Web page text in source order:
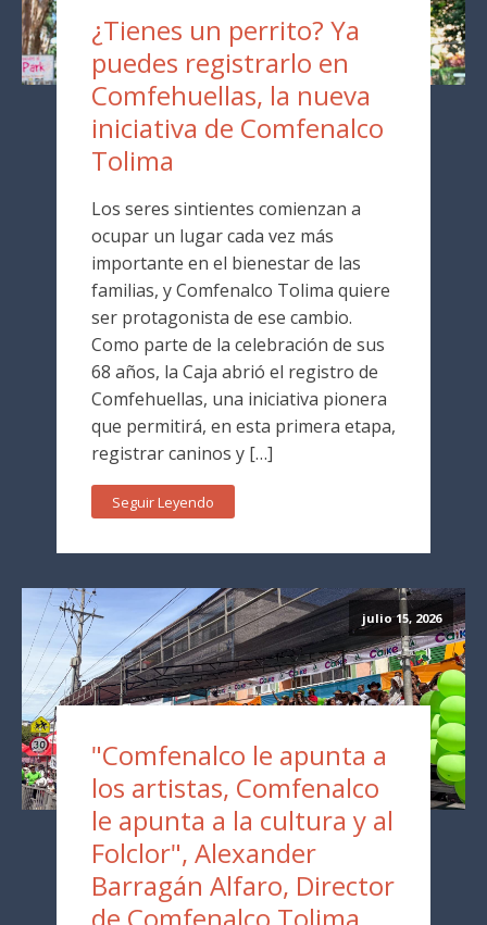
¿Tienes un perrito? Ya
puedes registrarlo en
Comfehuellas, la nueva
iniciativa de Comfenalco
Tolima
Los seres sintientes comienzan a
ocupar un lugar cada vez más
importante en el bienestar de las
familias, y Comfenalco Tolima quiere
ser protagonista de ese cambio.
Como parte de la celebración de sus
68 años, la Caja abrió el registro de
Comfehuellas, una iniciativa pionera
que permitirá, en esta primera etapa,
registrar caninos y […]
Seguir Leyendo
julio 15, 2026
"Comfenalco le apunta a
los artistas, Comfenalco
le apunta a la cultura y al
Folclor", Alexander
Barragán Alfaro, Director